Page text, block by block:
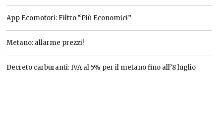
App Ecomotori: Filtro “Più Economici”
Metano: allarme prezzi!
Decreto carburanti: IVA al 5% per il metano fino all’8 luglio